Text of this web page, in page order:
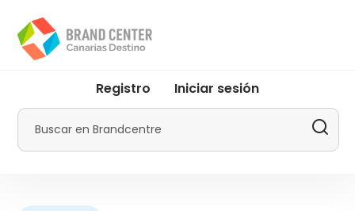
contenido
principal
menu
Promotur
Registro Iniciar sesión
Buscar